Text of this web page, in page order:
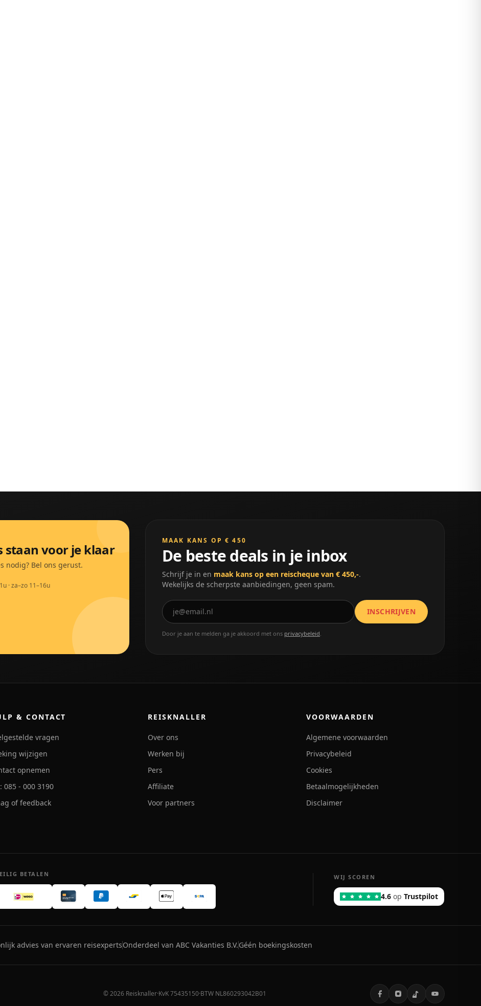
staan voor je klaar
nodig? Bel ons gerust.
· za–zo 11–16u
MAAK KANS OP € 450
De beste deals in je inbox
Schrijf je in en maak kans op een reischeque van € 450,-.
Wekelijks de scherpste aanbiedingen, geen spam.
INSCHRIJVEN
Door je aan te melden ga je akkoord met ons privacybeleid.
& CONTACT
vragen
wijzigen
opnemen
085 - 000 3190
of feedback
REISKNALLER
Over ons
Werken bij
Pers
Affiliate
Voor partners
VOORWAARDEN
Algemene voorwaarden
Privacybeleid
Cookies
Betaalmogelijkheden
Disclaimer
BETALEN WIJ SCOREN
4.6 op Trustpilot
advies van ervaren reisexpertsOnderdeel van ABC Vakanties B.V.Géén boekingskosten
©2026 Reisknaller·KvK 75435150·BTW NL860293042B01